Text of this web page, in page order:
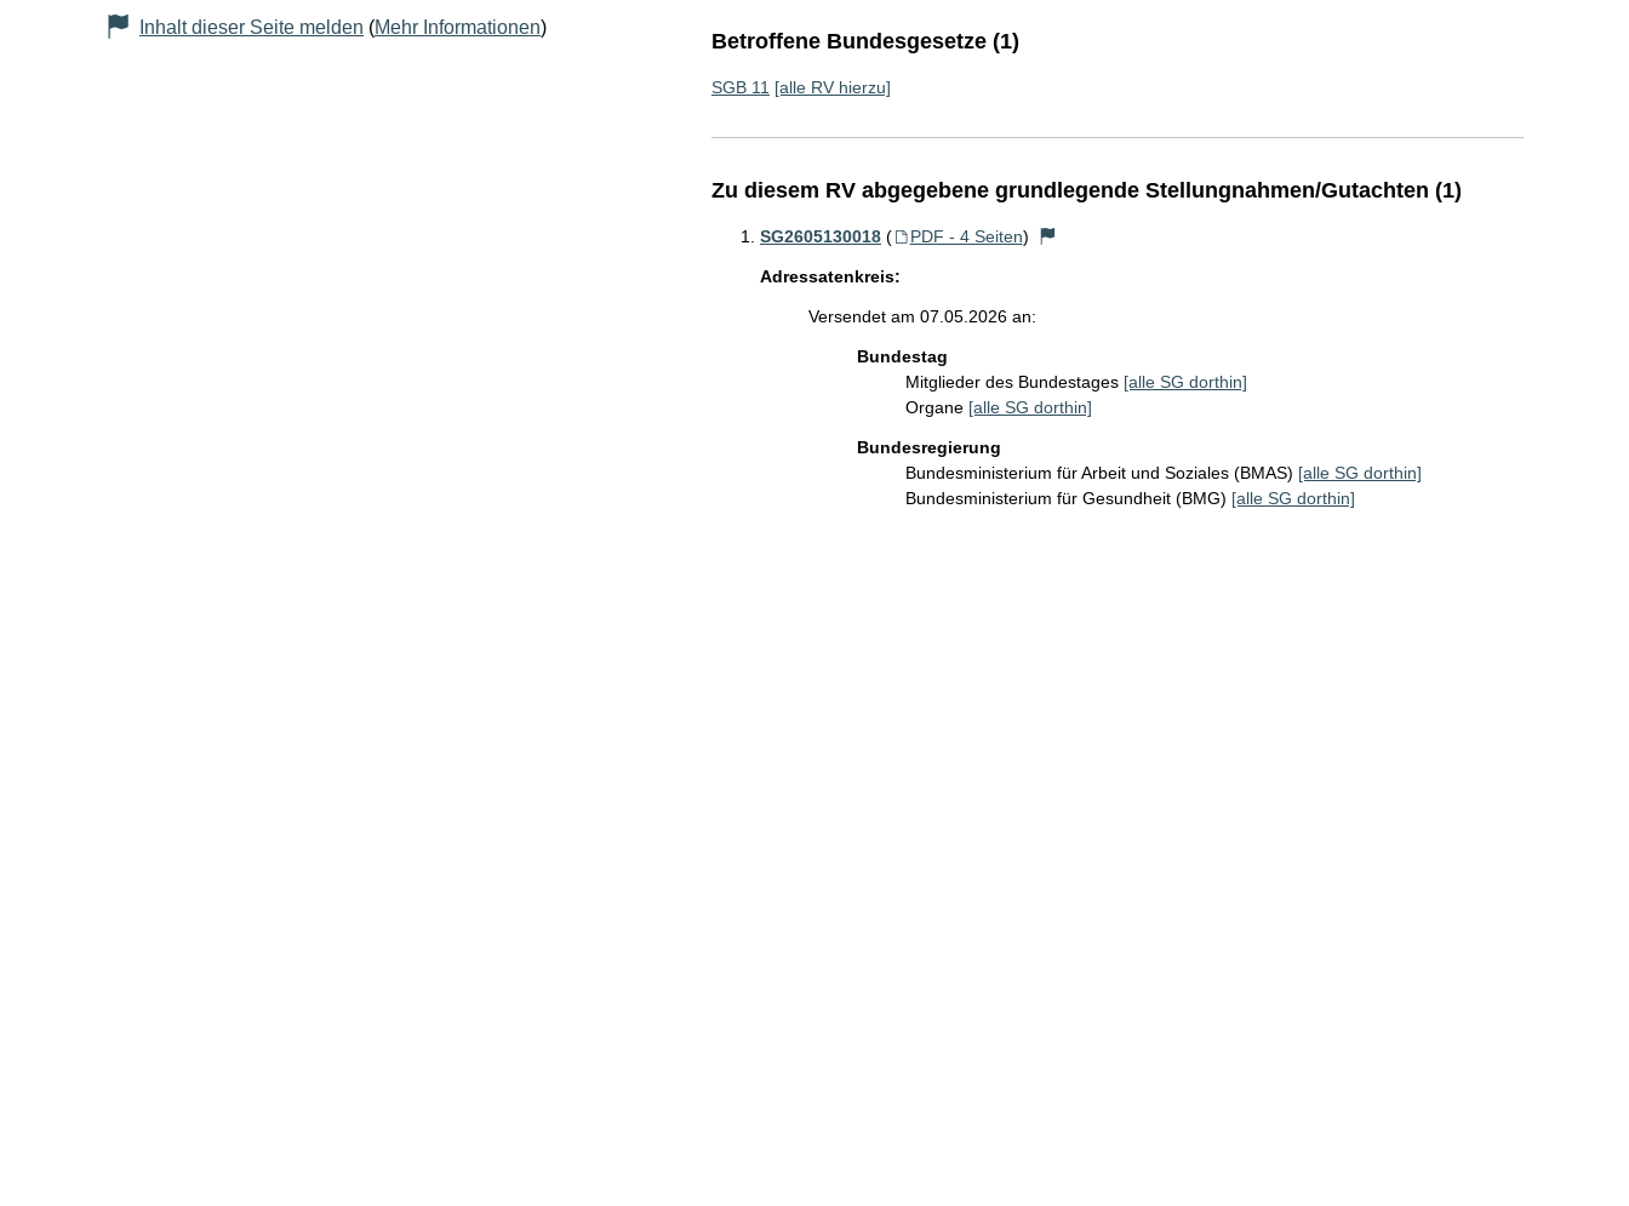
Inhalt dieser Seite melden (Mehr Informationen)
Betroffene Bundesgesetze (1)
SGB 11 [alle RV hierzu]
Zu diesem RV abgegebene grundlegende Stellungnahmen/Gutachten (1)
SG2605130018 ( PDF - 4 Seiten)
Adressatenkreis:
Versendet am 07.05.2026 an:
Bundestag
Mitglieder des Bundestages [alle SG dorthin]
Organe [alle SG dorthin]
Bundesregierung
Bundesministerium für Arbeit und Soziales (BMAS) [alle SG dorthin]
Bundesministerium für Gesundheit (BMG) [alle SG dorthin]